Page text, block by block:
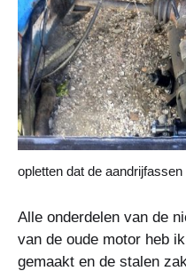
opletten dat de
Alle onderdelen van de
van de oude motor heb
gemaakt en de stalen